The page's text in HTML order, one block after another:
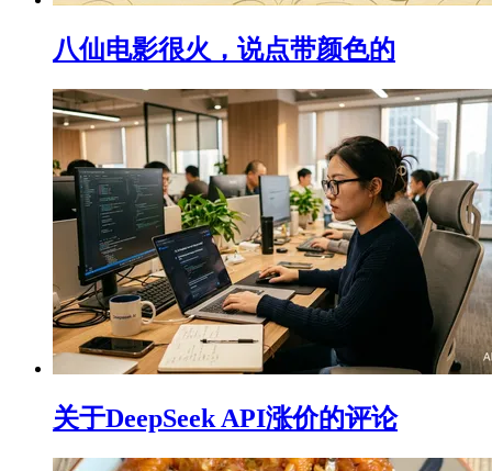
八仙电影很火，说点带颜色的
关于DeepSeek API涨价的评论